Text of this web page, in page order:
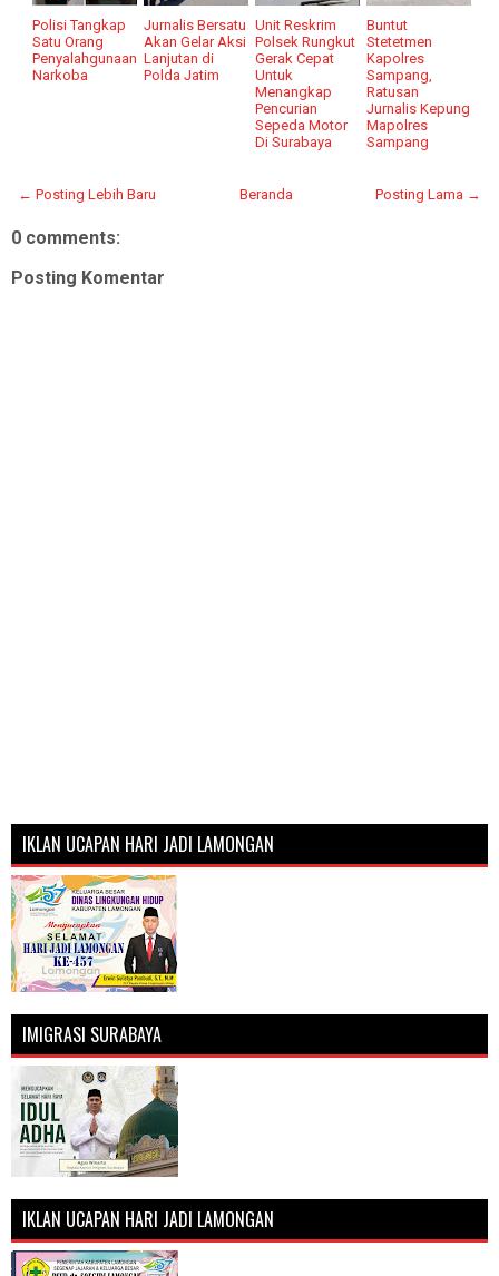
Polisi Tangkap
Satu Orang
Penyalahgunaan
Narkoba
Jurnalis Bersatu
Akan Gelar Aksi
Lanjutan di
Polda Jatim
Unit Reskrim
Polsek Rungkut
Gerak Cepat
Untuk
Menangkap
Pencurian
Sepeda Motor
Di Surabaya
Buntut
Stetetmen
Kapolres
Sampang,
Ratusan
Jurnalis Kepung
Mapolres
Sampang
← Posting Lebih Baru Posting Lama →
Beranda
0 comments:
Posting Komentar
IKLAN UCAPAN HARI JADI LAMONGAN
IMIGRASI SURABAYA
IKLAN UCAPAN HARI JADI LAMONGAN